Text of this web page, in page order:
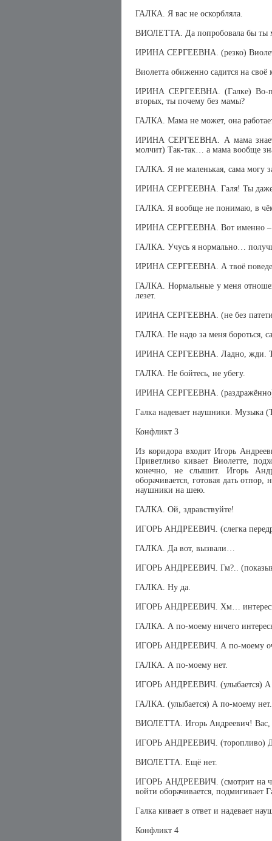
ГАЛКА. Я вас не оскорбляла.
ВИОЛЕТТА. Да попробовала бы ты
ИРИНА СЕРГЕЕВНА. (резко)
Виолетта обиженно садится на своё
ИРИНА СЕРГЕЕВНА. (Галке) Во-
вторых, ты почему без мамы?
ГАЛКА. Мама не может, она
ИРИНА СЕРГЕЕВНА. А мама знает,
молчит) Так-так… а мама вообще
ГАЛКА. Я не маленькая, сама могу
ИРИНА СЕРГЕЕВНА. Галя! Ты даже
ГАЛКА. Я вообще не понимаю, в
ИРИНА СЕРГЕЕВНА. Вот именно –
ГАЛКА. Учусь я нормально…
ИРИНА СЕРГЕЕВНА. А твоё
ГАЛКА. Нормальные у меня
лезет.
ИРИНА СЕРГЕЕВНА. (не без
ГАЛКА. Не надо за меня бороться,
ИРИНА СЕРГЕЕВНА. Ладно, жди.
ГАЛКА. Не бойтесь, не убегу.
ИРИНА СЕРГЕЕВНА. (раздражённо)
Галка надевает наушники. Музыка
Конфликт 3
Из коридора входит Игорь
Приветливо кивает Виолетте,
конечно, не слышит. Игорь
оборачивается, готовая дать
наушники на шею.
ГАЛКА. Ой, здравствуйте!
ИГОРЬ АНДРЕЕВИЧ. (слегка
ГАЛКА. Да вот, вызвали…
ИГОРЬ АНДРЕЕВИЧ. Гм?..
ГАЛКА. Ну да.
ИГОРЬ АНДРЕЕВИЧ. Хм…
ГАЛКА. А по-моему ничего
ИГОРЬ АНДРЕЕВИЧ. А по-моему
ГАЛКА. А по-моему нет.
ИГОРЬ АНДРЕЕВИЧ. (улыбается) А
ГАЛКА. (улыбается) А по-моему нет.
ВИОЛЕТТА. Игорь Андреевич!
ИГОРЬ АНДРЕЕВИЧ. (торопливо)
ВИОЛЕТТА. Ещё нет.
ИГОРЬ АНДРЕЕВИЧ. (смотрит на
войти оборачивается, подмигивает
Галка кивает в ответ и надевает
Конфликт 4